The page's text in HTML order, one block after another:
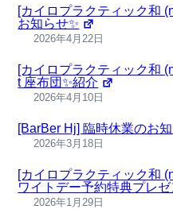
[カイロプラクティック和
お知らせ✨
2026年4月22日
[カイロプラクティック和
t 座布団✨紹介
2026年4月10日
[BarBer Hj] 臨時休業のお
2026年3月18日
[カイロプラクティック和
ワイトデー予約特典プレゼ
2026年1月29日